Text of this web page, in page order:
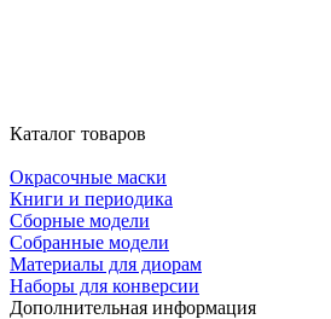
Каталог товаров
Окрасочные маски
Книги и периодика
Сборные модели
Собранные модели
Материалы для диорам
Наборы для конверсии
Дополнительная информация